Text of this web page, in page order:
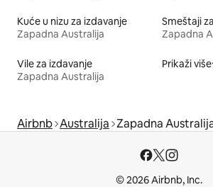
Kuće u nizu za izdavanje
Zapadna Australija
Zapadna
Vile za izdavanje
Zapadna Australija
Prikaži više
Airbnb Australija Zapadna
© 2026 Airbnb, Inc.